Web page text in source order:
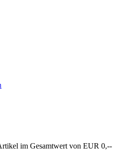
im Gesamtwert von EUR 0,--